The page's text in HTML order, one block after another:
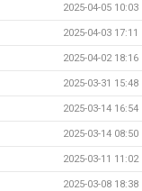
2025-04-05 10:03
2025-04-03 17:11
2025-04-02 18:16
2025-03-31 15:48
2025-03-14 16:54
2025-03-14 08:50
2025-03-11 11:02
2025-03-08 18:38